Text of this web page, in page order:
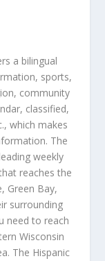
a bilingual
sports,
community
classified,
which makes
The
weekly
reaches the
Green Bay,
surrounding
need to reach
Wisconsin
The Hispanic